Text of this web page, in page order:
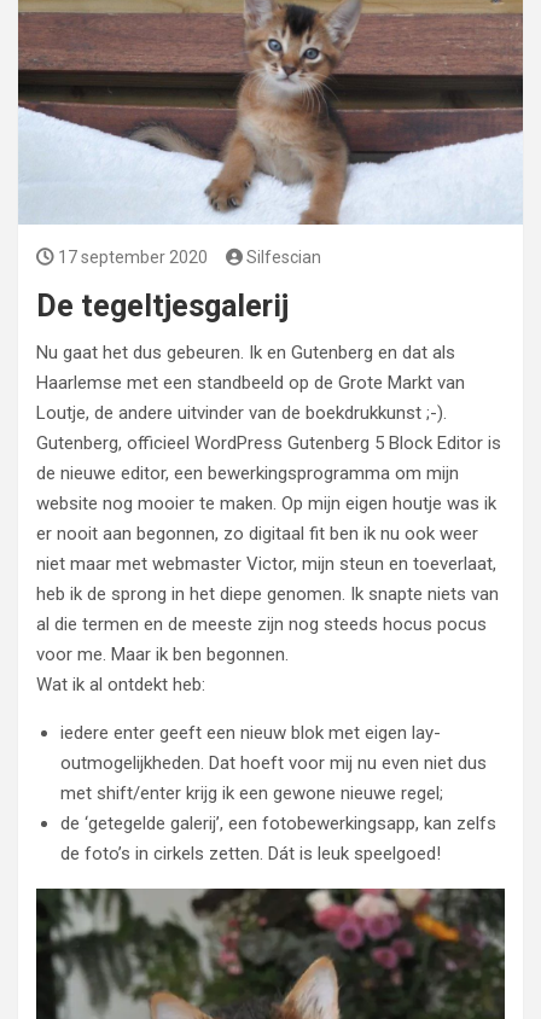
17 september 2020 Silfescian
De tegeltjesgalerij
Nu gaat het dus gebeuren. Ik en Gutenberg en dat als
Haarlemse met een standbeeld op de Grote Markt van
Loutje, de andere uitvinder van de boekdrukkunst ;-).
Gutenberg, officieel WordPress Gutenberg 5 Block Editor is
de nieuwe editor, een bewerkingsprogramma om mijn
website nog mooier te maken. Op mijn eigen houtje was ik
er nooit aan begonnen, zo digitaal fit ben ik nu ook weer
niet maar met webmaster Victor, mijn steun en toeverlaat,
heb ik de sprong in het diepe genomen. Ik snapte niets van
al die termen en de meeste zijn nog steeds hocus pocus
voor me. Maar ik ben begonnen.
Wat ik al ontdekt heb:
iedere enter geeft een nieuw blok met eigen lay-
outmogelijkheden. Dat hoeft voor mij nu even niet dus
met shift/enter krijg ik een gewone nieuwe regel;
de ‘getegelde galerij’, een fotobewerkingsapp, kan zelfs
de foto’s in cirkels zetten. Dát is leuk speelgoed!